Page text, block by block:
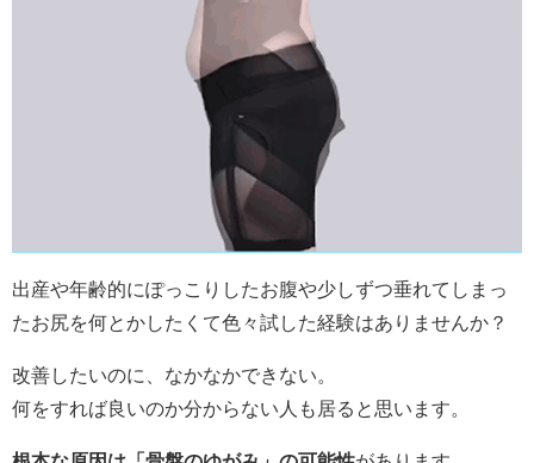
出産や年齢的にぽっこりしたお腹や少しずつ垂れてしまっ
たお尻を何とかしたくて色々試した経験はありませんか？
改善したいのに、なかなかできない。
何をすれば良いのか分からない人も居ると思います。